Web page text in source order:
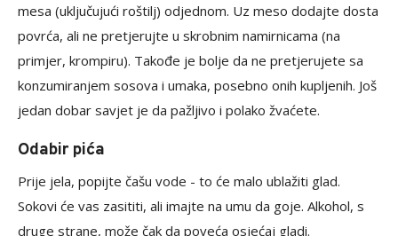
mesa (uključujući roštilj) odjednom. Uz meso dodajte dosta
povrća, ali ne pretjerujte u skrobnim namirnicama (na
primjer, krompiru). Takođe je bolje da ne pretjerujete sa
konzumiranjem sosova i umaka, posebno onih kupljenih. Još
jedan dobar savjet je da pažljivo i polako žvaćete.
Odabir pića
Prije jela, popijte čašu vode - to će malo ublažiti glad.
Sokovi će vas zasititi, ali imajte na umu da goje. Alkohol, s
druge strane, može čak da poveća osjećaj gladi.